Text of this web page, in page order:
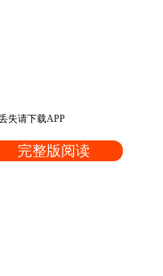
失请下载APP
完整版阅读